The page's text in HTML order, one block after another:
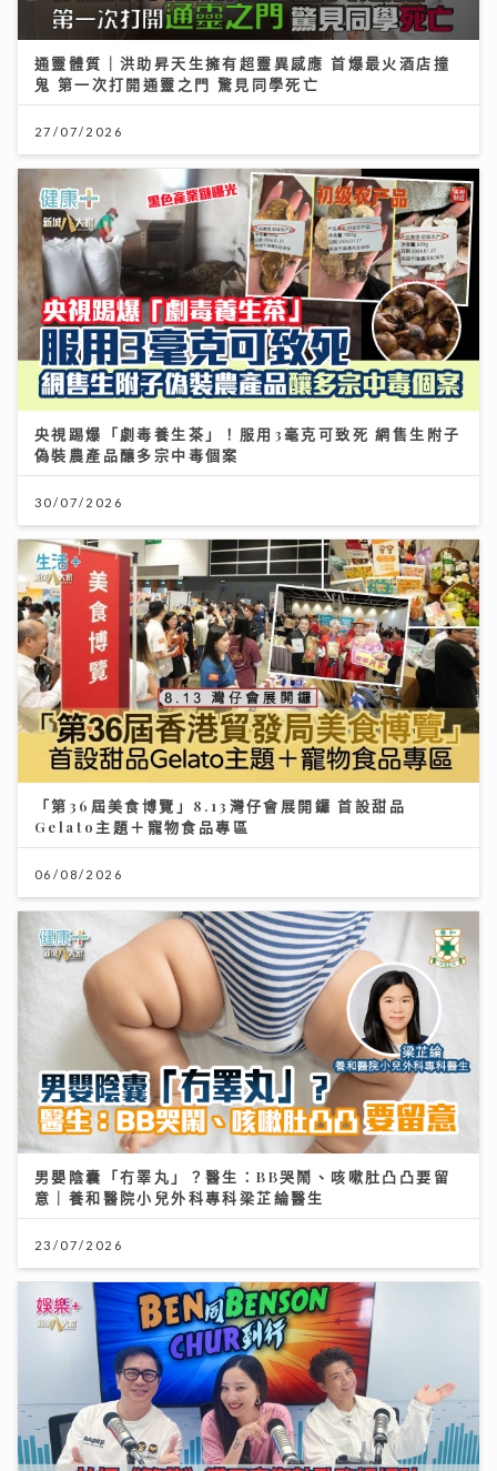
通靈體質｜洪助昇天生擁有超靈異感應 首爆最火酒店撞
鬼 第一次打開通靈之門 驚見同學死亡
27/07/2026
央視踢爆「劇毒養生茶」！服用3毫克可致死 網售生附子
偽裝農產品釀多宗中毒個案
30/07/2026
「第36屆美食博覽」8.13灣仔會展開鑼 首設甜品
Gelato主題＋寵物食品專區
06/08/2026
男嬰陰囊「冇睪丸」？醫生：BB哭鬧、咳嗽肚凸凸要留
意｜養和醫院小兒外科專科梁芷綸醫生
23/07/2026